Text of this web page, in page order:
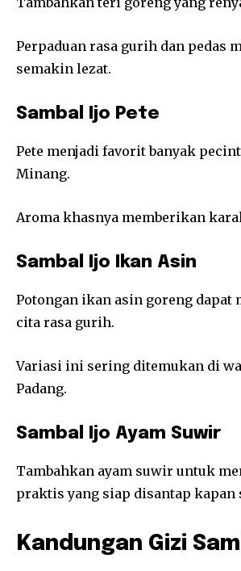
Perpaduan rasa gurih dan pedas
semakin lezat.
Sambal Ijo Pete
Pete menjadi favorit banyak
Minang.
Aroma khasnya memberikan
Sambal Ijo Ikan Asin
Potongan ikan asin goreng dapat
cita rasa gurih.
Variasi ini sering ditemukan di
Padang.
Sambal Ijo Ayam Suwir
Tambahkan ayam suwir untuk
praktis yang siap disantap kapan
Kandungan Gizi